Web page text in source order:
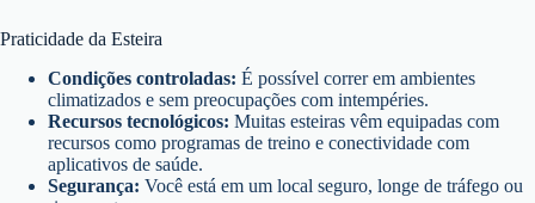
Praticidade da Esteira
Condições controladas: É possível correr em ambientes
climatizados e sem preocupações com intempéries.
Recursos tecnológicos: Muitas esteiras vêm equipadas com
recursos como programas de treino e conectividade com
aplicativos de saúde.
Segurança: Você está em um local seguro, longe de tráfego ou